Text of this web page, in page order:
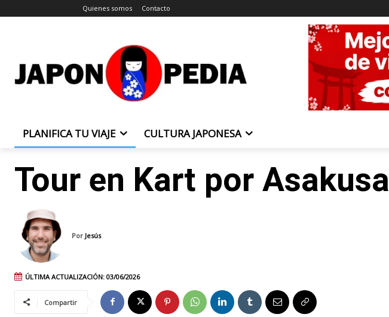
Quienes somos Contacto
PLANIFICA TU VIAJE CULTURA JAPONESA
Tour en Kart por Asakusa
Por Jesús
ÚLTIMA ACTUALIZACIÓN: 03/06/2026
Compartir